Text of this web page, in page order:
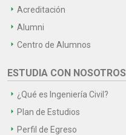
Acreditación
Alumni
Centro de Alumnos
ESTUDIA CON NOSOTROS
¿Qué es Ingeniería Civil?
Plan de Estudios
Perfil de Egreso